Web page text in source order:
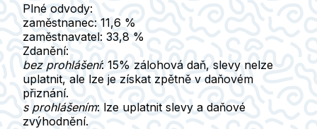
Plné odvody:
zaměstnanec: 11,6 %
zaměstnavatel: 33,8 %
Zdanění:
bez prohlášení: 15% zálohová daň, slevy nelze
uplatnit, ale lze je získat zpětně v daňovém
přiznání.
s prohlášením: lze uplatnit slevy a daňové
zvýhodnění.